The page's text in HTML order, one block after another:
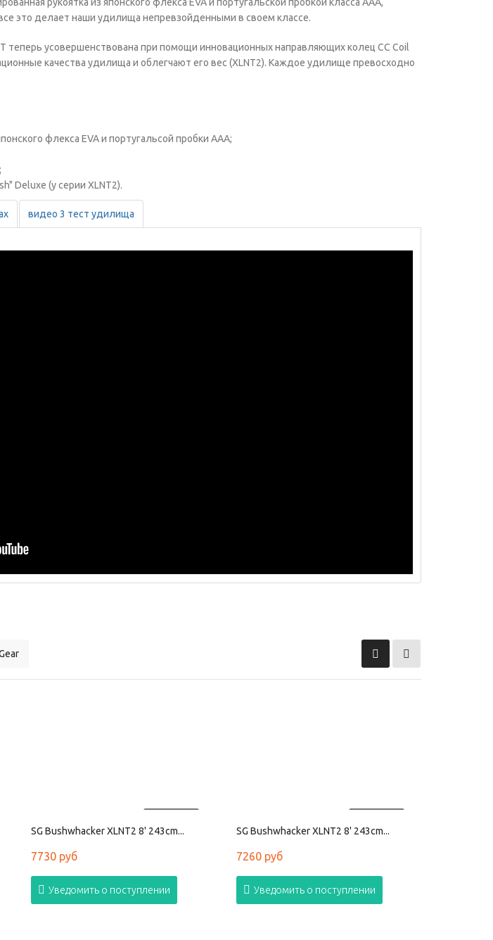
рукоятка из японского флекса EVA и португальской пробкой класса ААА,
это делает наши удилища непревзойденными в своем классе.
теперь усовершенствована при помощи инновационных направляющих колец CC Coil
качества удилища и облегчают его вес (XLNT2). Каждое удилище превосходно
флекса EVA и португальсой пробки ААА;
Deluxe (у серии XLNT2).
видео 3 тест удилища
SG Bushwhacker XLNT2 8' 243cm...
7730 руб
Уведомить о поступлении
SG Bushwhacker XLNT2 8' 243cm...
7260 руб
Уведомить о поступлении